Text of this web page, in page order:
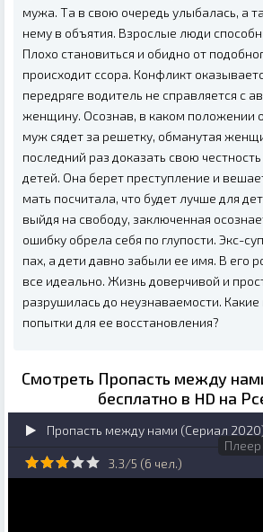
мужа. Та в свою очередь улыбалась, а
нему в объятия. Взрослые люди
Плохо становиться и обидно от
происходит ссора. Конфликт
передряге водитель не справляется с
женщину. Осознав, в каком положении
муж сядет за решетку, обманутая
последний раз доказать свою
детей. Она берет преступление и
мать посчитала, что будет лучше для
выйдя на свободу, заключенная
ошибку обрела себя по глупости. Экс-
пах, а дети давно забыли ее имя. В его
все идеально. Жизнь доверчивой и
разрушилась до неузнаваемости. Какие
попытки для ее восстановления?
Смотреть Пропасть между
бесплатно в HD на
Пропасть между нами (Сериал
3.3/5 (6 чел.)